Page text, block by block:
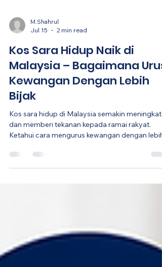
Jul 15
2 min read
Kos Sara Hidup Naik di
Malaysia – Bagaimana Urus
Kewangan Dengan Lebih
Bijak
Kos sara hidup di Malaysia semakin meningkat
Ketahui cara mengurus kewangan dengan lebih
bijak untuk menghadapi cabaran ekonomi